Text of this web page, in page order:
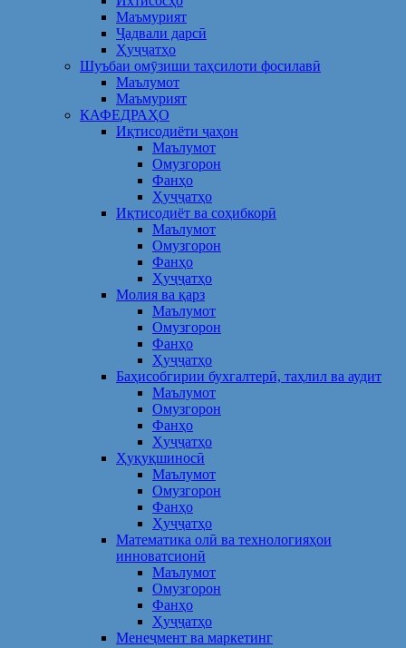
Маъмурият
Ҷадвали дарсӣ
Ҳуҷҷатҳо
Шуъбаи омӯзиши таҳсилоти фосилавӣ
Маълумот
Маъмурият
КАФЕДРАҲО
Иқтисодиёти ҷаҳон
Маълумот
Омузгорон
Фанҳо
Ҳуҷҷатҳо
Иқтисодиёт ва соҳибкорӣ
Маълумот
Омузгорон
Фанҳо
Ҳуҷҷатҳо
Молия ва қарз
Маълумот
Омузгорон
Фанҳо
Ҳуҷҷатҳо
Баҳисобгирии бухгалтерӣ, таҳлил ва аудит
Маълумот
Омузгорон
Фанҳо
Ҳуҷҷатҳо
Ҳуқуқшиносӣ
Маълумот
Омузгорон
Фанҳо
Ҳуҷҷатҳо
Математика олӣ ва технологияҳои
инноватсионӣ
Маълумот
Омузгорон
Фанҳо
Ҳуҷҷатҳо
Менеҷмент ва маркетинг